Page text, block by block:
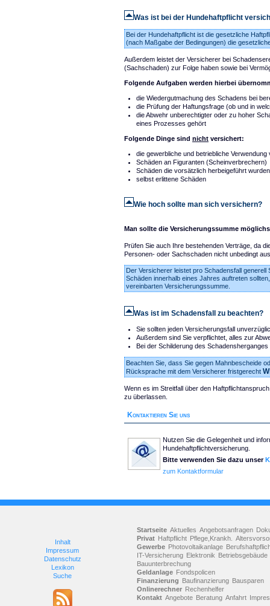
Was ist bei der Hundehaftpflicht
Bei der Hundehaftpflicht ist die gesetzliche
(nach Maßgabe der Bedingungen) die
Außerdem leistet der Versicherer bei
(Sachschaden) zur Folge haben sowie bei
Folgende Aufgaben werden hierbei
die Wiedergutmachung des Schadens bei
die Prüfung der Haftungsfrage (ob und in
die Abwehr unberechtigter oder zu hoher
eines Prozesses gehört
Folgende Dinge sind nicht versichert:
die gewerbliche und betriebliche Verwendung
Schäden an Figuranten (Scheinverbrechern)
Schäden die vorsätzlich herbeigeführt wurden
selbst erlittene Schäden
Wie hoch sollte man sich versichern?
Man sollte die Versicherungssumme
Prüfen Sie auch Ihre bestehenden Verträge, da
Personen- oder Sachschaden nicht unbedingt
Der Versicherer leistet pro Schadensfall
Schäden innerhalb eines Jahres auftreten
vereinbarten Versicherungssumme.
Was ist im Schadensfall zu beachten?
Sie sollten jeden Versicherungsfall
Außerdem sind Sie verpflichtet, alles zur
Bei der Schilderung des
Beachten Sie, dass Sie gegen Mahnbescheide
Rücksprache mit dem Versicherer fristgerecht
Wenn es im Streitfall über den
zu überlassen.
Kontaktieren Sie uns
Nutzen Sie die Gelegenheit und
Hundehaftpflichtversicherung.
Bitte verwenden Sie dazu unser
zum Kontaktformular
Inhalt
Impressum
Datenschutz
Lexikon
Suche
Startseite Aktuelles Angebotsanfragen
Privat Haftpflicht Pflege,Krankh.
Gewerbe Photovoltaikanlage
IT-Versicherung Elektronik Betriebsgebäude
Bauunterbrechung
Geldanlage Fondspolicen
Finanzierung Baufinanzierung Bausparen
Onlinerechner Rechenhelfer
Kontakt Angebote Beratung Anfahrt